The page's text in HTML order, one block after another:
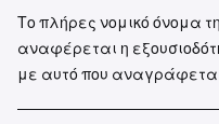
Το πλήρες νομικό όνομα
αναφέρεται η
με αυτό που